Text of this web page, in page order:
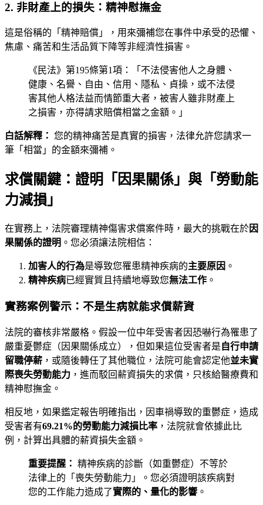
2. 非財產上的損失：精神慰撫金
這是俗稱的「精神賠償」，用來彌補您在事件中承受的恐懼、
焦慮、痛苦和生活品質下降等非經濟性損害。
《民法》第195條第1項：「不法侵害他人之身體、
健康、名譽、自由、信用、隱私、貞操，或不法侵
害其他人格法益而情節重大者，被害人雖非財產上
之損害，亦得請求賠償相當之金額。」
白話解釋： 您的精神痛苦是真實的損害，法律允許您請求一
筆「相當」的金額來彌補。
求償關鍵：證明「因果關係」與「勞動能
力減損」
在實務上，法院審理精神傷害求償案件時，最大的挑戰在於因
果關係的證明 。您必須讓法院相信：
加害人的行為是導致您罹患精神疾病的主要原因 。
精神疾病已經實質且持續地導致您無法工作 。
實務案例警示：不是生病就能求償薪資
法院的審核非常嚴格。假設一位中年受害者因恐嚇行為罹患了
嚴重憂鬱症（因果關係成立），但如果這位受害者是 自行申請
留職停薪 ，或隨後轉任了其他職位，法院可能會認定他並未實
際喪失勞動能力 ，進而駁回薪資損失的求償，只核給醫療費和
精神慰撫金。
相反地，如果鑑定報告明確指出，因車禍導致的重鬱症，造成
受害者有69.21%的勞動能力減損比率 ，法院就會依據此比
例，計算出具體的薪資損失金額。
重要提醒： 精神疾病的診斷（如重鬱症）不等於
法律上的「喪失勞動能力」。您必須證明該疾病對
您的工作能力造成了實際的、量化的影響 。